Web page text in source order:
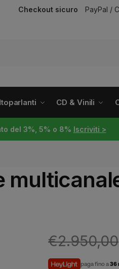
Checkout sicuro PayPal /
CD & Vinili
del 3%, 5% o 8% Iscriviti >
€2.950,00
paga fino a36